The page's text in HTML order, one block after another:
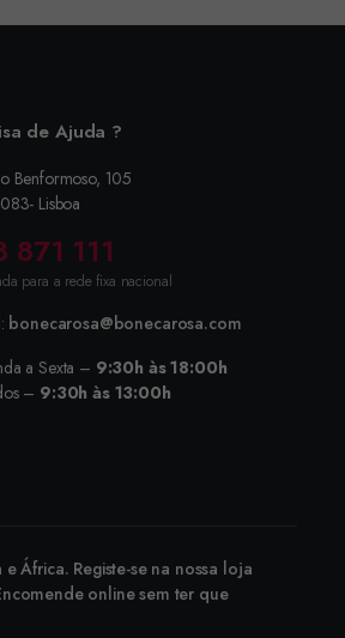
de Ajuda ?
Benformoso, 105
Lisboa
871 111
para a rede fixa nacional
bonecarosa@bonecarosa.com
a Sexta – 9:30h às 18:00h
– 9:30h às 13:00h
África. Registe-se na nossa loja
online sem ter que